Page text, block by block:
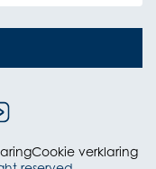
Cookie verklaring